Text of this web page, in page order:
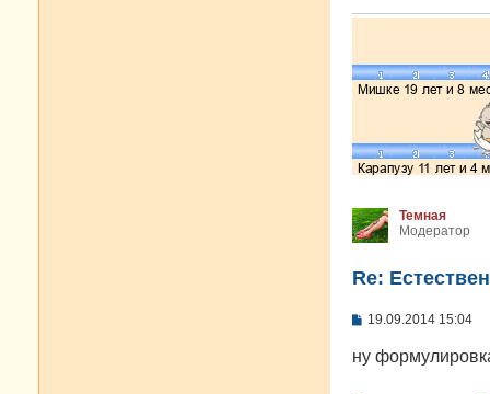
Темная
Модератор
Re:
С
о
б
19.09.2014 15:04
ну